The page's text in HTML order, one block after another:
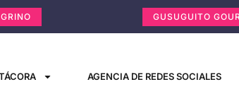
GUSUGUITO
AGENCIA DE REDES SOCIALES